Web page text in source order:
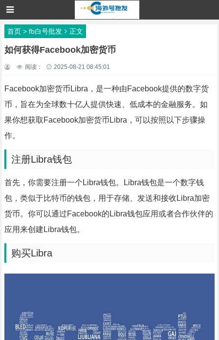
首页> fb白号批发 正文
如何获得Facebook加密货币
阅读： 2025-08-21 08:45:01
Facebook加密货币Libra，是一种由Facebook提供的数字货
币，旨在为全球数十亿人提供快速、低成本的金融服务。如
果你想获取Facebook加密货币Libra，可以按照以下步骤操
作。
注册Libra钱包
首先，你需要注册一个Libra钱包。Libra钱包是一个数字钱
包，类似于比特币的钱包，用于存储、发送和接收Libra加密
货币。你可以通过Facebook的Libra钱包应用或者合作伙伴的
应用来创建Libra钱包。
购买Libra